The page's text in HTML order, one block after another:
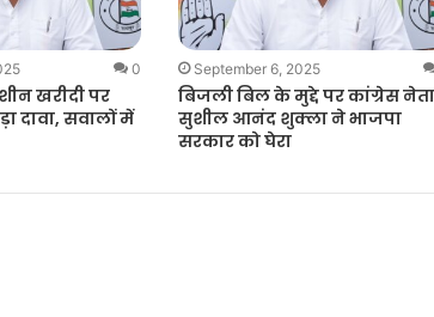
0
खरीदी पर
दावा, सवालों में
September 6, 2025
बिजली बिल के मुद्दे पर कांग्रेस नेता
सुशील आनंद शुक्ला ने भाजपा
सरकार को घेरा